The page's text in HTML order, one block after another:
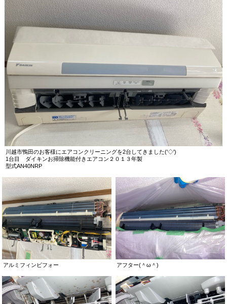
川越市鴨田のお客様にエアコンクリーニングを2台してきました('◇')ゞ
1台目 ダイキンお掃除機能付きエアコン２０１３年製
型式AN40NRP
アルミフィンビフォー アフター(＾ω＾)